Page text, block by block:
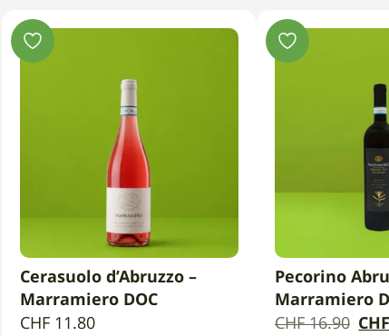
IN DEN WARENKORB
Cerasuolo d’Abruzzo –
Marramiero DOC
CHF 11.80
IN DEN
Pecorino
Marramiero
CHF16.90 Der
CHF